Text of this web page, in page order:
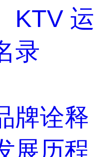
KTV 运
录
牌诠释
展历程